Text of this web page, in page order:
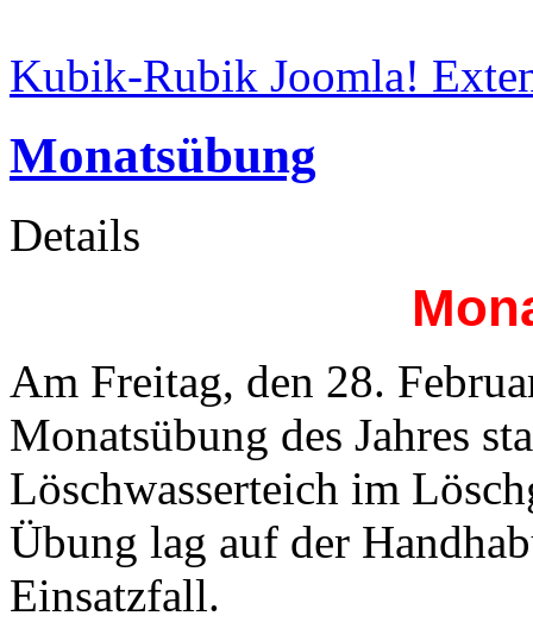
Kubik-Rubik Joomla!
Monatsübung
Details
Am Freitag, den 28.
Monatsübung des Jahres
Löschwasserteich im
Übung lag auf der
Einsatzfall.